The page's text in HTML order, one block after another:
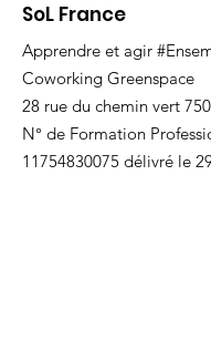
SoL France
Apprendre et agir
Coworking Greenspace
28 rue du chemin vert
N° de Formation
11754830075 délivré le